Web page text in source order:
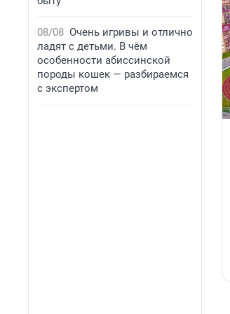
08/08 Очень игривы и отлично
ладят с детьми. В чём
особенности абиссинской
породы кошек — разбираемся
с экспертом